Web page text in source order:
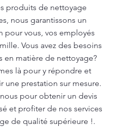
produits de nettoyage
nous garantissons un
pour vous, vos employés
Vous avez des besoins
en matière de nettoyage?
là pour y répondre et
une prestation sur mesure.
pour obtenir un devis
et profiter de nos services
de qualité supérieure !.